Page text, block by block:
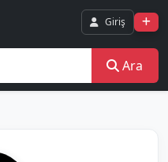
Giriş
Ara